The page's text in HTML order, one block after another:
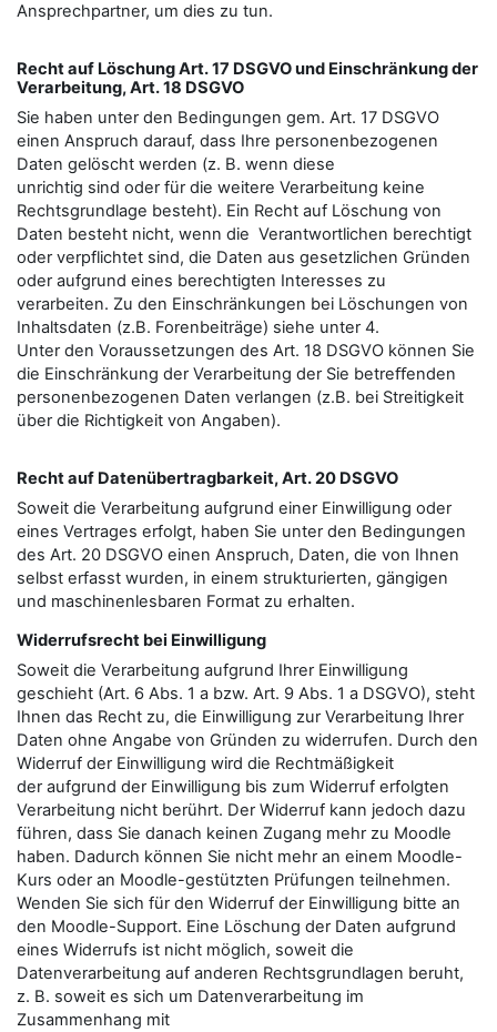
Ansprechpartner, um dies zu tun.
Recht auf Löschung Art. 17 DSGVO und Einschränkung der
Verarbeitung, Art. 18 DSGVO
Sie haben unter den Bedingungen gem. Art. 17 DSGVO
einen Anspruch darauf, dass Ihre personenbezogenen
Daten gelöscht werden (z. B. wenn diese
unrichtig sind oder für die weitere Verarbeitung keine
Rechtsgrundlage besteht). Ein Recht auf Löschung von
Daten besteht nicht, wenn die Verantwortlichen berechtigt
oder verpflichtet sind, die Daten aus gesetzlichen Gründen
oder aufgrund eines berechtigten Interesses zu
verarbeiten. Zu den Einschränkungen bei Löschungen von
Inhaltsdaten (z.B. Forenbeiträge) siehe unter 4.
Unter den Voraussetzungen des Art. 18 DSGVO können Sie
die Einschränkung der Verarbeitung der Sie betreﬀenden
personenbezogenen Daten verlangen (z.B. bei Streitigkeit
über die Richtigkeit von Angaben).
Recht auf Datenübertragbarkeit, Art. 20 DSGVO
Soweit die Verarbeitung aufgrund einer Einwilligung oder
eines Vertrages erfolgt, haben Sie unter den Bedingungen
des Art. 20 DSGVO einen Anspruch, Daten, die von Ihnen
selbst erfasst wurden, in einem strukturierten, gängigen
und maschinenlesbaren Format zu erhalten.
Widerrufsrecht bei Einwilligung
Soweit die Verarbeitung aufgrund Ihrer Einwilligung
geschieht (Art. 6 Abs. 1 a bzw. Art. 9 Abs. 1 a DSGVO), steht
Ihnen das Recht zu, die Einwilligung zur Verarbeitung Ihrer
Daten ohne Angabe von Gründen zu widerrufen. Durch den
Widerruf der Einwilligung wird die Rechtmäßigkeit
der aufgrund der Einwilligung bis zum Widerruf erfolgten
Verarbeitung nicht berührt. Der Widerruf kann jedoch dazu
führen, dass Sie danach keinen Zugang mehr zu Moodle
haben. Dadurch können Sie nicht mehr an einem Moodle-
Kurs oder an Moodle-gestützten Prüfungen teilnehmen.
Wenden Sie sich für den Widerruf der Einwilligung bitte an
den Moodle-Support. Eine Löschung der Daten aufgrund
eines Widerrufs ist nicht möglich, soweit die
Datenverarbeitung auf anderen Rechtsgrundlagen beruht,
z. B. soweit es sich um Datenverarbeitung im
Zusammenhang mit